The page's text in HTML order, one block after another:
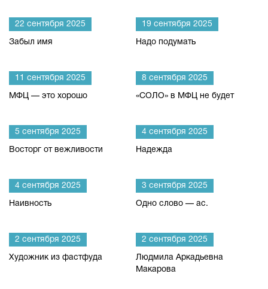
22 сентября 2025
Забыл имя
19 сентября 2025
Надо подумать
11 сентября 2025
МФЦ — это хорошо
8 сентября 2025
«СОЛО» в МФЦ не будет
5 сентября 2025
Восторг от вежливости
4 сентября 2025
Надежда
4 сентября 2025
Наивность
3 сентября 2025
Одно слово — ас.
2 сентября 2025
Художник из фастфуда
2 сентября 2025
Людмила Аркадьевна
Макарова